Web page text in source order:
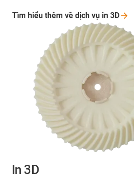
In 3D
Tìm hiểu thêm về dịch vụ in 3D